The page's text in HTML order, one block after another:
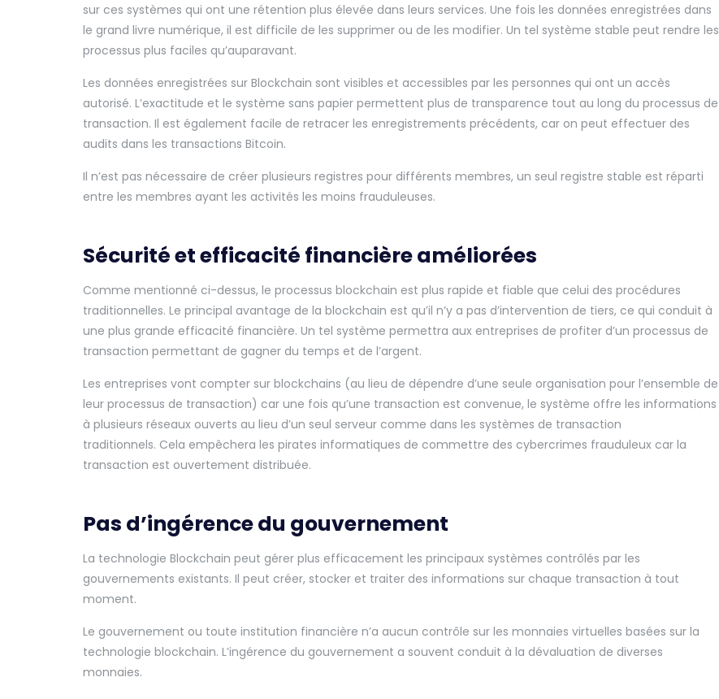
sur ces systèmes qui ont une rétention plus élevée dans leurs services. Une fois les données enregistrées dans
le grand livre numérique, il est difficile de les supprimer ou de les modifier. Un tel système stable peut rendre les
processus plus faciles qu’auparavant.
Les données enregistrées sur Blockchain sont visibles et accessibles par les personnes qui ont un accès
autorisé. L’exactitude et le système sans papier permettent plus de transparence tout au long du processus de
transaction. Il est également facile de retracer les enregistrements précédents, car on peut effectuer des
audits dans les transactions Bitcoin.
Il n’est pas nécessaire de créer plusieurs registres pour différents membres, un seul registre stable est réparti
entre les membres ayant les activités les moins frauduleuses.
Sécurité et efficacité financière améliorées
Comme mentionné ci-dessus, le processus blockchain est plus rapide et fiable que celui des procédures
traditionnelles. Le principal avantage de la blockchain est qu’il n’y a pas d’intervention de tiers, ce qui conduit à
une plus grande efficacité financière. Un tel système permettra aux entreprises de profiter d’un processus de
transaction permettant de gagner du temps et de l’argent.
Les entreprises vont compter sur blockchains (au lieu de dépendre d’une seule organisation pour l’ensemble de
leur processus de transaction) car une fois qu’une transaction est convenue, le système offre les informations
à plusieurs réseaux ouverts au lieu d’un seul serveur comme dans les systèmes de transaction
traditionnels. Cela empêchera les pirates informatiques de commettre des cybercrimes frauduleux car la
transaction est ouvertement distribuée.
Pas d’ingérence du gouvernement
La technologie Blockchain peut gérer plus efficacement les principaux systèmes contrôlés par les
gouvernements existants. Il peut créer, stocker et traiter des informations sur chaque transaction à tout
moment.
Le gouvernement ou toute institution financière n’a aucun contrôle sur les monnaies virtuelles basées sur la
technologie blockchain. L’ingérence du gouvernement a souvent conduit à la dévaluation de diverses
monnaies.